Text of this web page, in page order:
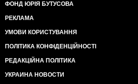
ФОНД ЮРІЯ БУТУСОВА
РЕКЛАМА
УМОВИ КОРИСТУВАННЯ
ПОЛІТИКА КОНФІДЕНЦІЙНОСТІ
РЕДАКЦІЙНА ПОЛІТИКА
УКРАИНА НОВОСТИ